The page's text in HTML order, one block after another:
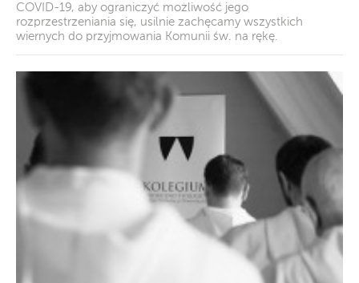
COVID-19, aby ograniczyć możliwość jego
rozprzestrzeniania się, usilnie zachęcamy wszystkich
wiernych do przyjmowania Komunii św. na rękę.